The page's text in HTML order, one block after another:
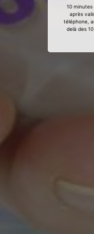
10
après
téléphone,
delà des